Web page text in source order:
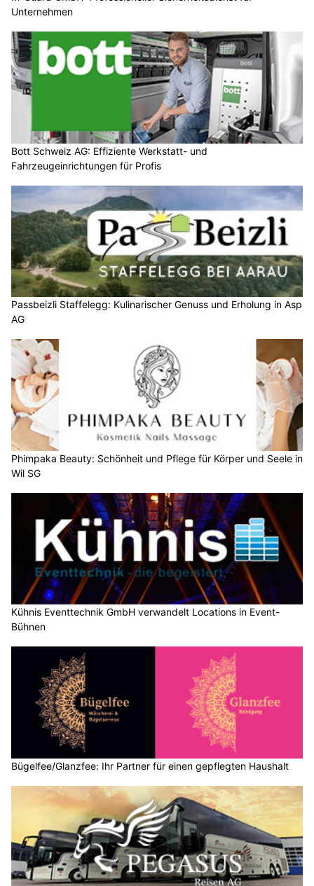
Unternehmen
Bott Schweiz AG: Effiziente Werkstatt- und
Fahrzeugeinrichtungen für Profis
Passbeizli Staffelegg: Kulinarischer Genuss und Erholung in Asp
AG
Phimpaka Beauty: Schönheit und Pflege für Körper und Seele in
Wil SG
Kühnis Eventtechnik GmbH verwandelt Locations in Event-
Bühnen
Bügelfee/Glanzfee: Ihr Partner für einen gepflegten Haushalt